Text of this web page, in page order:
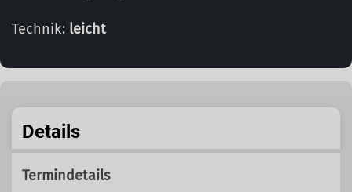
Technik: leicht
Details
Termindetails